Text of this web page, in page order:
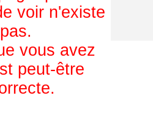
voir n'existe
pas.
vous avez
peut-être